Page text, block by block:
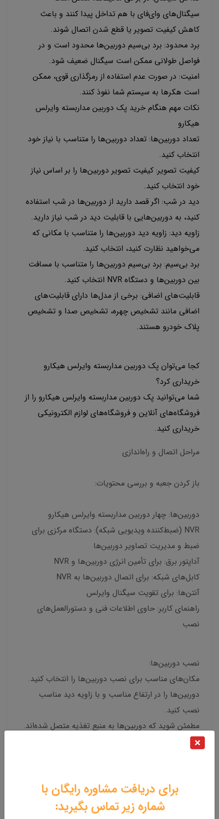
برای دریافت مشاوره رایگان با
شماره زیر تماس بگیرید:
سیگنال‌های وای‌فای با هم تداخل پیدا کنند و باعث
کاهش کیفیت تصویر یا قطع شدن اتصال شوند.
برد محدود: برد بی‌سیم دوربین‌ها محدود است و در
فواصل طولانی ممکن است سیگنال ضعیف شود.
امنیت: در صورت عدم استفاده از رمزگذاری قوی، ممکن
است هکرها به سیستم شما نفوذ کنند.
نکات مهم هنگام خرید پک دوربین مداربسته وایرلس
هیکارو
تعداد دوربین‌ها: تعداد دوربین‌ها را متناسب با نیاز خود
انتخاب کنید.
کیفیت تصویر: کیفیت تصویر دوربین‌ها را بر اساس نیاز
خود انتخاب کنید.
دید در شب: اگر قصد دارید از دوربین‌ها در شب استفاده
کنید، به دوربین‌هایی با قابلیت دید در شب نیاز دارید.
زاویه دید: زاویه دید دوربین‌ها را متناسب با مکانی که
می‌خواهید نظارت کنید، انتخاب کنید.
برد بی‌سیم: برد بی‌سیم دوربین‌ها را متناسب با مسافت
بین دوربین‌ها و دستگاه NVR انتخاب کنید.
قابلیت‌های اضافی: برخی از مدل‌ها دارای قابلیت‌های
اضافی مانند تشخیص چهره، تشخیص صدا و تشخیص
پلاک خودرو هستند.
کجا می‌توان پک دوربین مداربسته وایرلس هیکارو
خریداری کرد؟
شما می‌توانید پک دوربین مداربسته وایرلس هیکارو را از
فروشگاه‌های آنلاین و فروشگاه‌های لوازم الکترونیکی
خریداری کنید.
مراحل اتصال و راه‌اندازی
باز کردن جعبه و بررسی محتویات:
دوربین‌ها: چهار دوربین مداربسته وایرلس هیکارو
NVR (ضبط‌کننده ویدیویی شبکه): دستگاه مرکزی برای
ضبط و مدیریت تصاویر دوربین‌ها
آداپتور برق: برای تأمین انرژی دوربین‌ها و NVR
کابل‌های شبکه: برای اتصال دوربین‌ها به NVR
آنتن‌ها: برای تقویت سیگنال وایرلس
راهنمای کاربر: حاوی اطلاعات فنی و دستورالعمل‌های
نصب
نصب دوربین‌ها:
مکان‌های مناسب برای نصب دوربین‌ها را انتخاب کنید.
دوربین‌ها را در ارتفاع مناسب و با زاویه دید مناسب
نصب کنید.
مطمئن شوید که دوربین‌ها به منبع تغذیه متصل شده‌اند.
آنتن‌های دوربین‌ها را در جهت بهینه قرار دهید.
اتصال دوربین‌ها به NVR:
کابل‌های شبکه را به پورت‌های LAN دوربین‌ها و NVR
متصل کنید.